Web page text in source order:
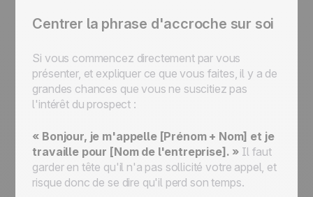
Centrer la phrase d'accroche sur soi
Si vous commencez directement par vous
présenter, et expliquer ce que vous faites, il y a de
grandes chances que vous ne suscitiez pas
l'intérêt du prospect :
« Bonjour, je m'appelle [Prénom + Nom] et je
travaille pour [Nom de l'entreprise]. » Il faut
garder en tête qu'il n'a pas sollicité votre appel, et
risque donc de se dire qu'il perd son temps.